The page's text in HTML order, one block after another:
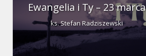
Ewangelia i Ty – 23 marca
ks. Stefan Radziszewski